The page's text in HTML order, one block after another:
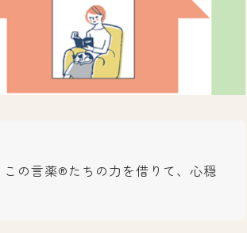
の言薬®たちの力を借りて、心穏